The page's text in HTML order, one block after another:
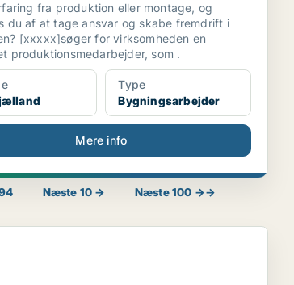
fra produktion eller montage, og
du af at tage ansvar og skabe fremdrift i
[xxxxx]søger for virksomheden en
produktionsmedarbejder, som .
Type
Bygningsarbejder
Mere info
Næste 10 → Næste 100 →→